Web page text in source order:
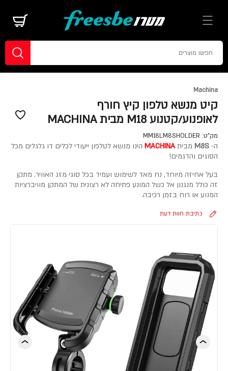
Machina
קיט מנשא טלפון קיץ חורף
לאופנוע/קטנוע M18 מבית MACHINA
מק"ט: MM18LM8SHOLDER
ה- M8S מביתMACHINA הינו מנשא לטלפון ייעודי לכלים דו גלגלים מכל
הסוגים והדגמים!
בעל אחיזה מיוחד, נח מאד לשימוש ועמיד בכל סוגי מזג האוויר. מתקן
זה כולל מנגנון אל כשל המונע פתיחה לא רצונית של המתקן מוויברציות
המנוע או רוח בזמן רכיבה.
כתיבת חוות דעת